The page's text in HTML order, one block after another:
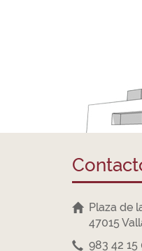
Plaza de
47015
983 42 15